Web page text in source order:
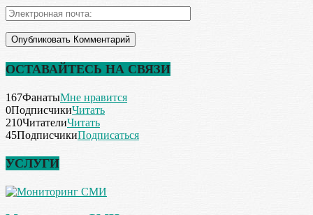
ОСТАВАЙТЕСЬ НА СВЯЗИ
167ФанатыМне нравится
0ПодписчикиЧитать
210ЧитателиЧитать
45ПодписчикиПодписаться
УСЛУГИ